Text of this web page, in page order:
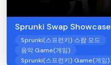
Sprunki Swap Showcase
Sprunki(스프런키) 스왑 모드
음악 Game(게임)
Sprunki(스프런키) Game(게임)